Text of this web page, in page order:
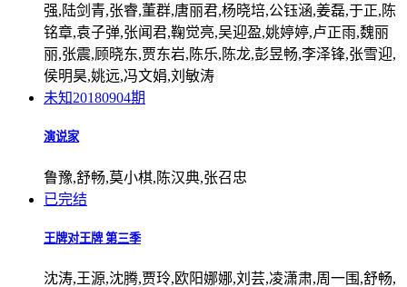
强,陆剑青,张睿,董群,唐丽君,杨晓培,公钰涵,姜磊,于正,陈
铭章,袁子弹,张闻君,鞠觉亮,吴迎盈,姚婷婷,卢正雨,魏丽
丽,张震,顾晓东,贾东岩,陈乐,陈龙,彭昱畅,李泽锋,张雪迎,
侯明昊,姚远,冯文娟,刘敏涛
未知20180904期
演说家
鲁豫,舒畅,莫小棋,陈汉典,张召忠
已完结
王牌对王牌 第三季
沈涛,王源,沈腾,贾玲,欧阳娜娜,刘芸,凌潇肃,周一围,舒畅,